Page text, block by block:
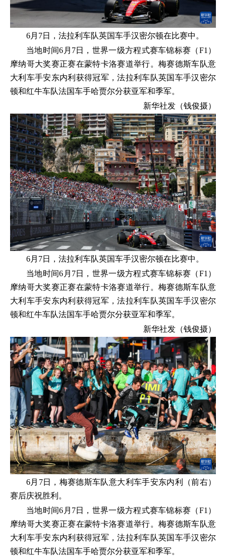
6月7日，法拉利车队英国车手汉密尔顿在比赛中。
当地时间6月7日，世界一级方程式赛车锦标赛（F1）
摩纳哥大奖赛正赛在蒙特卡洛赛道举行。梅赛德斯车队意
大利车手安东内利获得冠军，法拉利车队英国车手汉密尔
顿和红牛车队法国车手哈贾尔分获亚军和季军。
新华社发（钱俊摄）
6月7日，法拉利车队英国车手汉密尔顿在比赛中。
当地时间6月7日，世界一级方程式赛车锦标赛（F1）
摩纳哥大奖赛正赛在蒙特卡洛赛道举行。梅赛德斯车队意
大利车手安东内利获得冠军，法拉利车队英国车手汉密尔
顿和红牛车队法国车手哈贾尔分获亚军和季军。
新华社发（钱俊摄）
6月7日，梅赛德斯车队意大利车手安东内利（前右）
赛后庆祝胜利。
当地时间6月7日，世界一级方程式赛车锦标赛（F1）
摩纳哥大奖赛正赛在蒙特卡洛赛道举行。梅赛德斯车队意
大利车手安东内利获得冠军，法拉利车队英国车手汉密尔
顿和红牛车队法国车手哈贾尔分获亚军和季军。